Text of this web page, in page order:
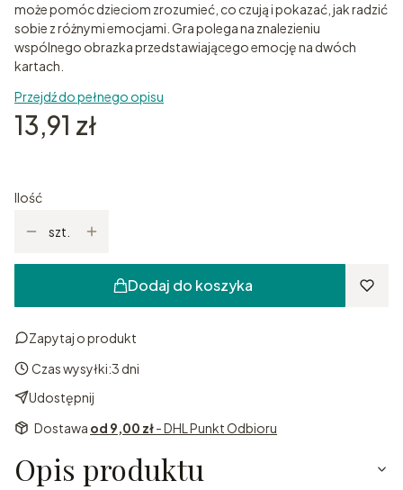
może pomóc dzieciom zrozumieć, co czują i pokazać, jak radzić
sobie z różnymi emocjami. Gra polega na znalezieniu
wspólnego obrazka przedstawiającego emocję na dwóch
kartach.
Przejdź do pełnego opisu
Cena
13,91 zł
Ilość
szt.
Dodaj do koszyka
Zapytaj o produkt
Czas wysyłki:3 dni
Udostępnij
Dostawa od 9,00 zł- DHL Punkt Odbioru
Opis produktu